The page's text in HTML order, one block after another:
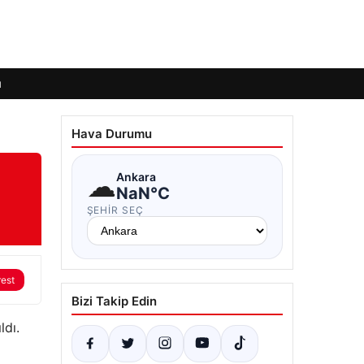
Hava Durumu
☁Ankara
NaN°C
ŞEHIR SEÇ
Bizi Takip Edin